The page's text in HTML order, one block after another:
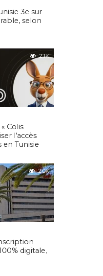
3e sur
selon
2.1K
Colis
l’accès
en Tunisie
2.0K
digitale,